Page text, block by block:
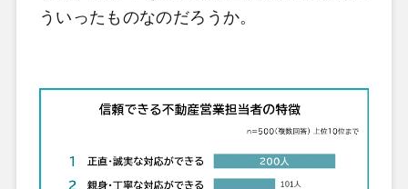
ういったものなのだろうか。